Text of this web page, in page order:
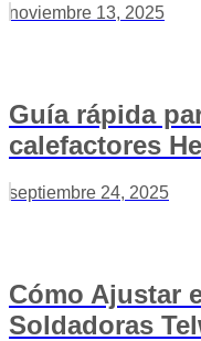
noviembre 13, 2025
Guía rápida
calefactores
septiembre 24, 2025
Cómo Ajustar
Soldadoras